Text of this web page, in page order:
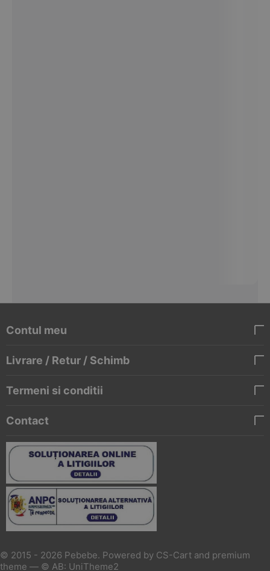
Contul meu
Livrare / Retur / Schimb
Termeni si conditii
Contact
© 2015 - 2026 Pebebe. Powered by CS-Cart and premium
theme — © AB: UniTheme2